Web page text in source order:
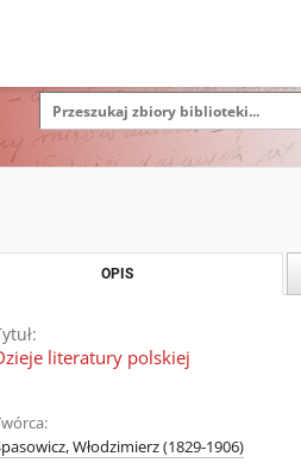
OPIS
literatury polskiej
Włodzimierz (1829-1906)